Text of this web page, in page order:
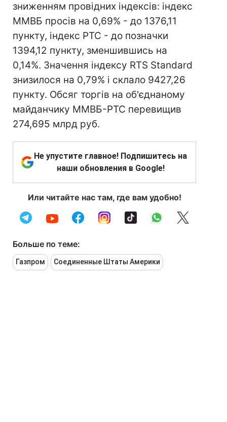
зниженням провідних індексів: індекс
ММВБ просів на 0,69% - до 1376,11
пункту, індекс РТС - до позначки
1394,12 пункту, зменшившись на
0,14%. Значення індексу RTS Standard
знизилося на 0,79% і склало 9427,26
пункту. Обсяг торгів на об'єднаному
майданчику ММВБ-РТС перевищив
274,695 млрд руб.
Не упустите главное! Подпишитесь на
наши обновления в Google!
Или читайте нас там, где вам удобно!
Больше по теме:
Газпром Соединенные Штаты Америки